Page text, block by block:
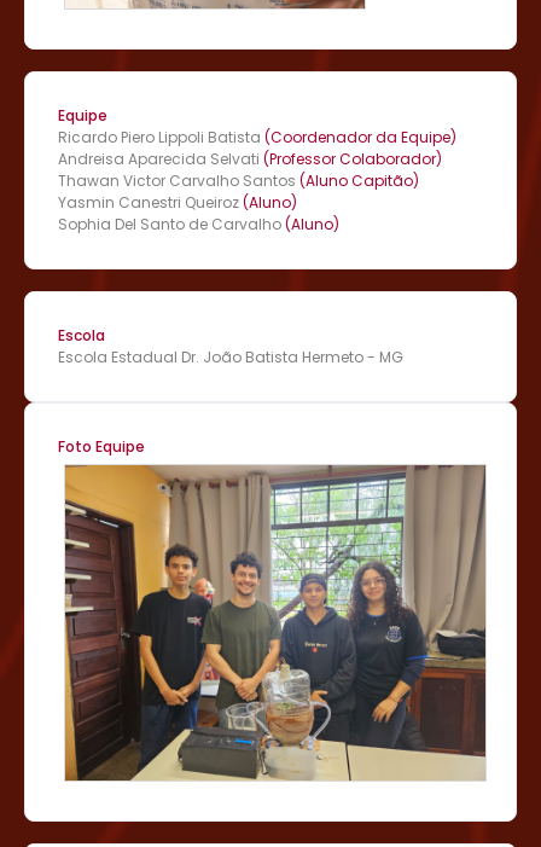
Equipe
Ricardo Piero Lippoli Batista (Coordenador da Equipe)
Andreisa Aparecida Selvati (Professor Colaborador)
Thawan Victor Carvalho Santos (Aluno Capitão)
Yasmin Canestri Queiroz(Aluno)
Sophia Del Santo de Carvalho(Aluno)
Escola
Escola Estadual Dr. João Batista Hermeto - MG
Foto Equipe